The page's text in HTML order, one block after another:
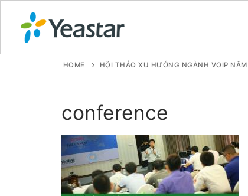
VOIP PBX
Tổng đài
HOME HỘI THẢO XU HƯỚNG NGÀNH VOIP
conference